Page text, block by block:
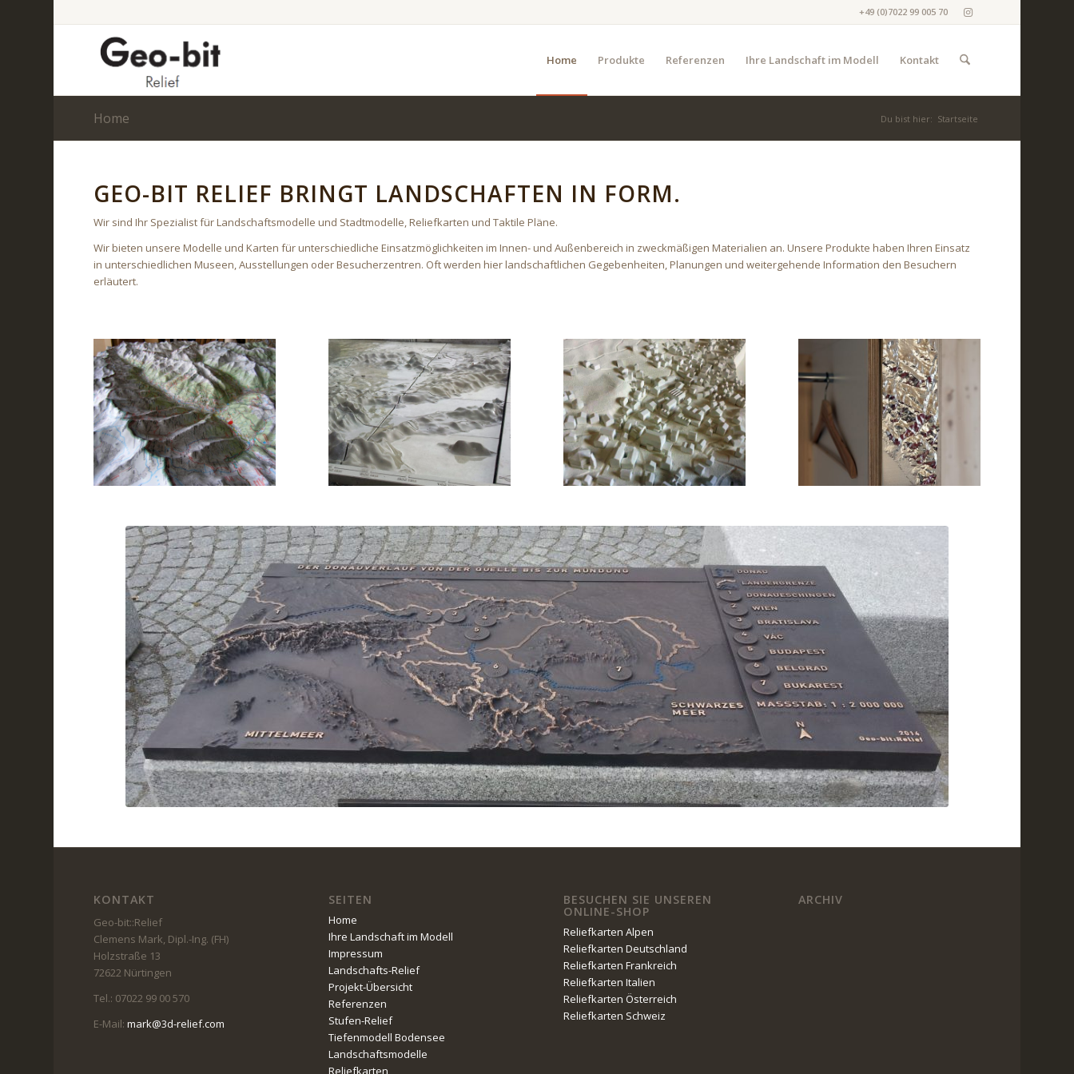
+49 (0)7022 99 005 70
Home Produkte Referenzen Ihre Landschaft im Modell Kontakt
Home Du bist hier: Startseite
GEO-BIT RELIEF BRINGT LANDSCHAFTEN IN FORM.
Wir sind Ihr Spezialist für Landschaftsmodelle und Stadtmodelle, Reliefkarten und Taktile Pläne.
Wir bieten unsere Modelle und Karten für unterschiedliche Einsatzmöglichkeiten im Innen- und Außenbereich in zweckmäßigen Materialien an. Unsere Produkte haben Ihren Einsatz
in unterschiedlichen Museen, Ausstellungen oder Besucherzentren. Oft werden hier landschaftlichen Gegebenheiten, Planungen und weitergehende Information den Besuchern
erläutert.
KONTAKT
Geo-bit::Relief
Clemens Mark, Dipl.-Ing. (FH)
Holzstraße 13
72622 Nürtingen
Tel.: 07022 99 00 570
E-Mail:mark@3d-relief.com
SEITEN
Home
Ihre Landschaft im Modell
Impressum
Landschafts-Relief
Projekt-Übersicht
Referenzen
Stufen-Relief
Tiefenmodell Bodensee
Landschaftsmodelle
Reliefkarten
BESUCHEN SIE UNSEREN
ONLINE-SHOP
Reliefkarten Alpen
Reliefkarten Deutschland
Reliefkarten Frankreich
Reliefkarten Italien
Reliefkarten Österreich
Reliefkarten Schweiz
ARCHIV